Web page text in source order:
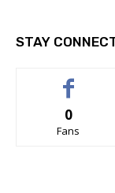
STAY
0
Fans